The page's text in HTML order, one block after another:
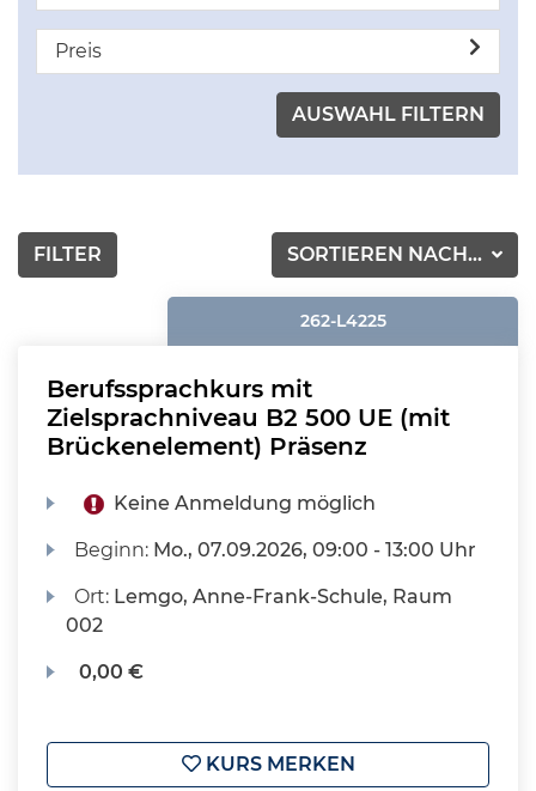
Preis
SORTIEREN NACH...
FILTER
262-L4225
Berufssprachkurs mit
Zielsprachniveau B2 500 UE (mit
Brückenelement) Präsenz
Keine Anmeldung möglich
Beginn: Mo., 07.09.2026, 09:00 - 13:00 Uhr
Ort: Lemgo, Anne-Frank-Schule, Raum
002
0,00 €
KURS MERKEN